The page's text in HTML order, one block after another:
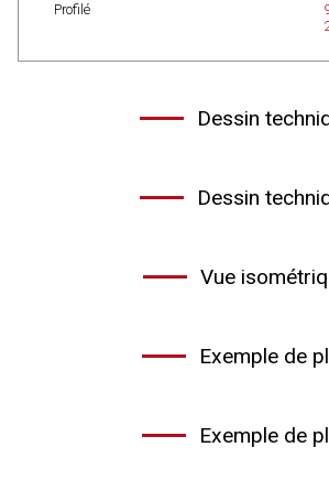
Profilé
Dessin
Dessin
Vue
Exemple de
Exemple de